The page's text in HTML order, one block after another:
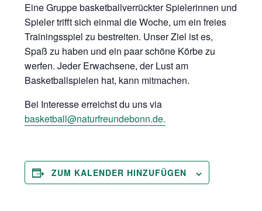
Eine Gruppe basketballverrückter Spielerinnen und
Spieler trifft sich einmal die Woche, um ein freies
Trainingsspiel zu bestreiten. Unser Ziel ist es,
Spaß zu haben und ein paar schöne Körbe zu
werfen. Jeder Erwachsene, der Lust am
Basketballspielen hat, kann mitmachen.
Bei Interesse erreichst du uns via
basketball@naturfreundebonn.de.
ZUM KALENDER HINZUFÜGEN